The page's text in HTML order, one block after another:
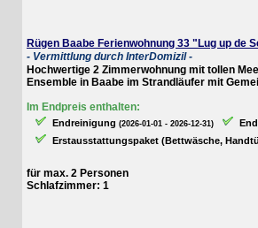
Rügen Baabe Ferienwohnung 33 "Lug up de
- Vermittlung durch InterDomizil -
Hochwertige 2 Zimmerwohnung mit tollen
Ensemble in Baabe im Strandläufer mit
Im Endpreis enthalten:
Endreinigung(2026-01-01 - 2026-12-31)
Erstausstattungspaket (Bettwäsche,
für max. 2 Personen
Schlafzimmer: 1